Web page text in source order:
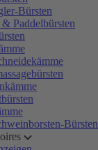
Bürsten
Paddelbürsten
Bürsten